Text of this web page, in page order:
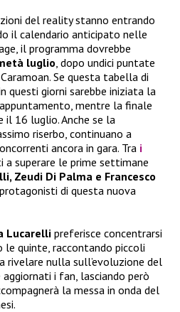
del reality stanno entrando
il calendario anticipato nelle
il programma dovrebbe
luglio, dopo undici puntate
Se questa tabella di
questi giorni sarebbe iniziata la
mentre la finale
il 16 luglio. Anche se la
riserbo, continuano a
ancora in gara. Tra i
a superare le prime settimane
Zeudi Di Palma e Francesco
di questa nuova
Lucarelli preferisce concentrarsi
le quinte, raccontando piccoli
rivelare nulla sull’evoluzione del
i fan, lasciando però
la messa in onda del